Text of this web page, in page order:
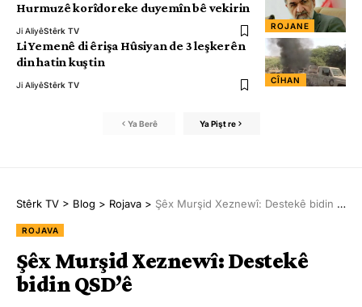
ROJANE
Hurmuzê korîdoreke duyemîn bê vekirin
Ji AliyêStêrk TV
CÎHAN
Li Yemenê di êrişa Hûsiyan de 3 leşkerên
din hatin kuştin
Ji AliyêStêrk TV
Ya Berê Ya Pişt re
Stêrk TV > Blog > Rojava > Şêx Murşid Xeznewî: Destekê bidin QSD’ê
ROJAVA
Şêx Murşid Xeznewî: Destekê
bidin QSD’ê